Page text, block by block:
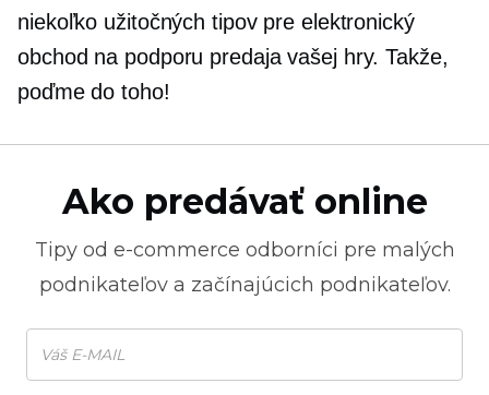
niekoľko užitočných tipov pre elektronický
obchod na podporu predaja vašej hry. Takže,
poďme do toho!
Ako predávať online
Tipy od e-commerce odborníci pre malých
podnikateľov a začínajúcich podnikateľov.